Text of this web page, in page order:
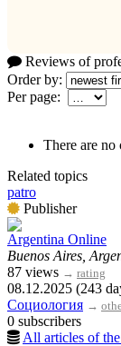
Reviews of
Order by:
Per page:
There are no
Related topics
patro
Publisher
Argentina Online
Buenos Aires,
87 views → rating
08.12.2025 (243
Социология →
0 subscribers
All articles of